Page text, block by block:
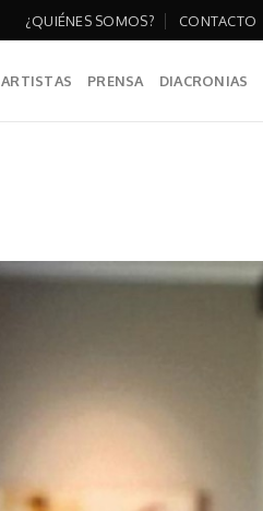
¿QUIÉNES SOMOS? CONTACTO
ARTISTAS PRENSA DIACRONIAS